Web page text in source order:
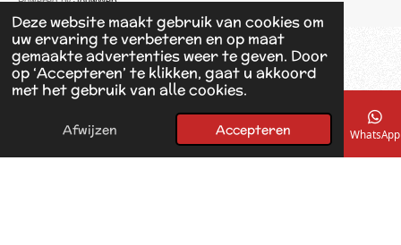
Deze website maakt gebruik van cookies om
uw ervaring te verbeteren en op maat
gemaakte advertenties weer te geven. Door
op ‘Accepteren’ te klikken, gaat u akkoord
met het gebruik van alle cookies.
Afwijzen Accepteren
b
o
o
k
E-mailadres Telefoonnummer Kaart Facebook WhatsApp